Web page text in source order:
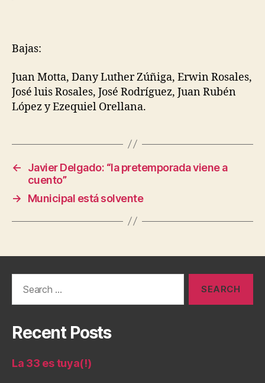
Bajas:
Juan Motta, Dany Luther Zúñiga, Erwin Rosales,
José luis Rosales, José Rodríguez, Juan Rubén
López y Ezequiel Orellana.
←
Javier Delgado: “la pretemporada viene a
cuento”
→
Municipal está solvente
Recent Posts
La 33 es tuya(!)